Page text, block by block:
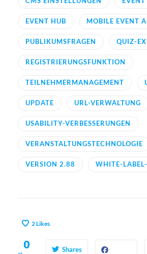
EVENT HUB MOBILE EVENT
PUBLIKUMSFRAGEN QUIZ-
REGISTRIERUNGSFUNKTION
TEILNEHMERMANAGEMENT
UPDATE URL-VERWALTUNG
USABILITY-VERBESSERUNGEN
VERANSTALTUNGSTECHNOLOGIE
VERSION 2.88 WHITE-
2Likes
0 Shares